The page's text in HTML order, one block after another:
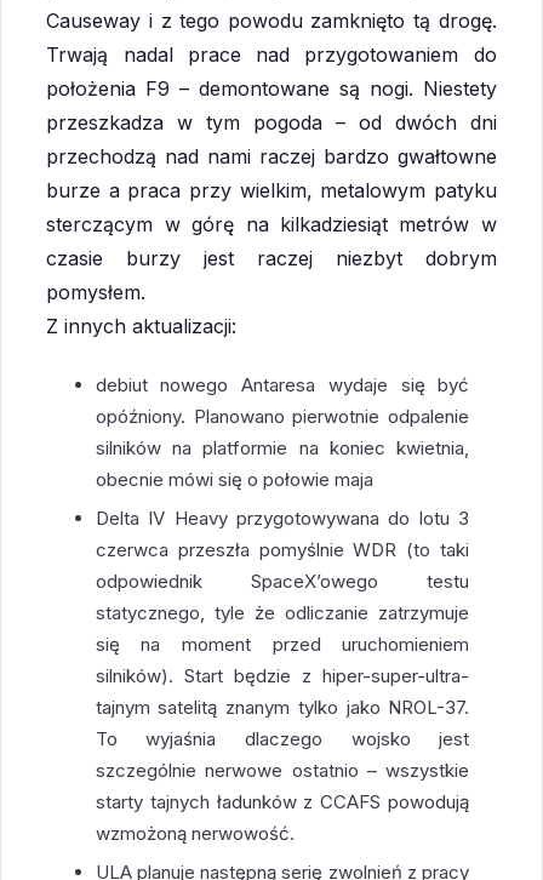
Causeway i z tego powodu zamknięto tą drogę.
Trwają nadal prace nad przygotowaniem do
położenia F9 – demontowane są nogi. Niestety
przeszkadza w tym pogoda – od dwóch dni
przechodzą nad nami raczej bardzo gwałtowne
burze a praca przy wielkim, metalowym patyku
sterczącym w górę na kilkadziesiąt metrów w
czasie burzy jest raczej niezbyt dobrym
pomysłem.
Z innych aktualizacji:
debiut nowego Antaresa wydaje się być
opóźniony. Planowano pierwotnie odpalenie
silników na platformie na koniec kwietnia,
obecnie mówi się o połowie maja
Delta IV Heavy przygotowywana do lotu 3
czerwca przeszła pomyślnie WDR (to taki
odpowiednik SpaceX’owego testu
statycznego, tyle że odliczanie zatrzymuje
się na moment przed uruchomieniem
silników). Start będzie z hiper-super-ultra-
tajnym satelitą znanym tylko jako NROL-37.
To wyjaśnia dlaczego wojsko jest
szczególnie nerwowe ostatnio – wszystkie
starty tajnych ładunków z CCAFS powodują
wzmożoną nerwowość.
ULA planuje następną serię zwolnień z pracy